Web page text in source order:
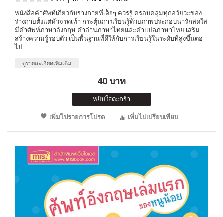
หนังสือคำศัพท์เกี่ยวกับร่างกายที่เด็กๆ ควรรู้ ครอบคลุมทุกอวัยวะของ
ร่างกายตั้งแต่หัวจรดเท้า กระตุ้นการเรียนรู้ด้วยภาพประกอบน่ารักสดใส
มีคำศัพท์ภาษาอังกฤษ คำอ่านภาษาไทยและคำแปลภาษาไทย เสริม
สร้างความรู้รอบตัว เป็นพื้นฐานที่ดีให้กับการเรียนรู้ในระดับที่สูงขึ้นต่อ
ไป
ดูรายละเอียดเพิ่มเติม
40 บาท
หยิบใส่ตะกร้า
เพิ่มไปรายการโปรด
เพิ่มไปเปรียบเทียบ